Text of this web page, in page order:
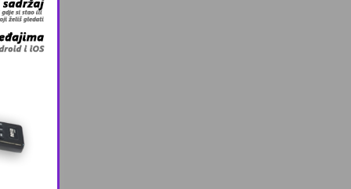
ef.